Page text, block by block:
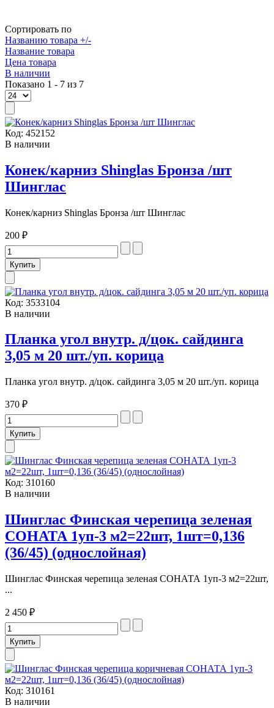
Сортировать по
Названию товара +/-
Название товара
Цена товара
В наличии
Показано 1 - 7 из 7
Код: 452152
В наличии
Конек/карниз Shinglas Бронза /шт
Шинглас
Конек/карниз Shinglas Бронза /шт Шинглас
200 ₽
Код: 3533104
В наличии
Планка угол внутр. д/цок. сайдинга
3,05 м 20 шт./уп. корица
Планка угол внутр. д/цок. сайдинга 3,05 м 20 шт./уп. корица
370 ₽
Код: 310160
В наличии
Шинглас Финская черепица зеленая
СОНАТА 1уп-3 м2=22шт, 1шт=0,136
(36/45) (однослойная)
Шинглас Финская черепица зеленая СОНАТА 1уп-3 м2=22шт,
...
2 450 ₽
Код: 310161
В наличии